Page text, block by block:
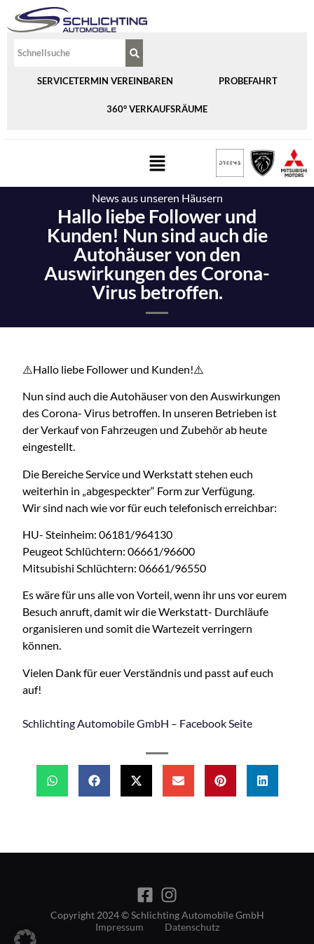
SERVICETERMIN VEREINBAREN PROBEFAHRT
360° VERKAUFSRÄUME
News aus unseren Häusern
Hallo liebe Follower und
Kunden! Nun sind auch die
Autohäuser von den
Auswirkungen des Corona-
Virus betroffen.
⚠️Hallo liebe Follower und Kunden!⚠️
Nun sind auch die Autohäuser von den Auswirkungen
des Corona- Virus betroffen. In unseren Betrieben ist
der Verkauf von Fahrzeugen und Zubehör ab heute
eingestellt.
Die Bereiche Service und Werkstatt stehen euch
weiterhin in „abgespeckter“ Form zur Verfügung.
Wir sind nach wie vor für euch telefonisch erreichbar:
HU- Steinheim: 06181/964130
Peugeot Schlüchtern: 06661/96600
Mitsubishi Schlüchtern: 06661/96550
Es wäre für uns alle von Vorteil, wenn ihr uns vor eurem
Besuch anruft, damit wir die Werkstatt- Durchläufe
organisieren und somit die Wartezeit verringern
können.
Vielen Dank für euer Verständnis und passt auf euch
auf!
Schlichting Automobile GmbH‎ – Facebook Seite
Copyright 2024 © Schlichting Automobile GmbH
Impressum
Datenschutz